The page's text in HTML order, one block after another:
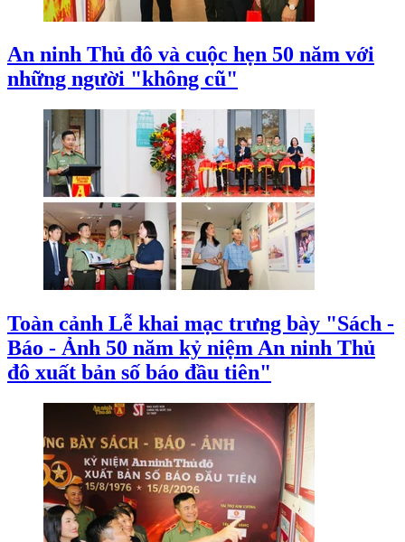
An ninh Thủ đô và cuộc hẹn 50 năm với
những người "không cũ"
Toàn cảnh Lễ khai mạc trưng bày "Sách -
Báo - Ảnh 50 năm kỷ niệm An ninh Thủ
đô xuất bản số báo đầu tiên"